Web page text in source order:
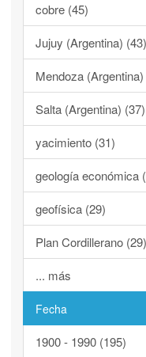
cobre (45)
Jujuy (Argentina) (43)
Mendoza
Salta (Argentina) (37)
yacimiento (31)
geología económica
geofísica (29)
Plan Cordillerano (29)
... más
Fecha
1900 - 1990 (195)